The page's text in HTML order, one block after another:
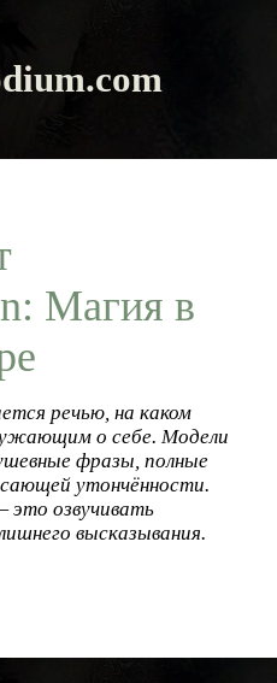
Магия в
речью, на каком
о себе. Модели
фразы, полные
утончённости.
озвучивать
высказывания.